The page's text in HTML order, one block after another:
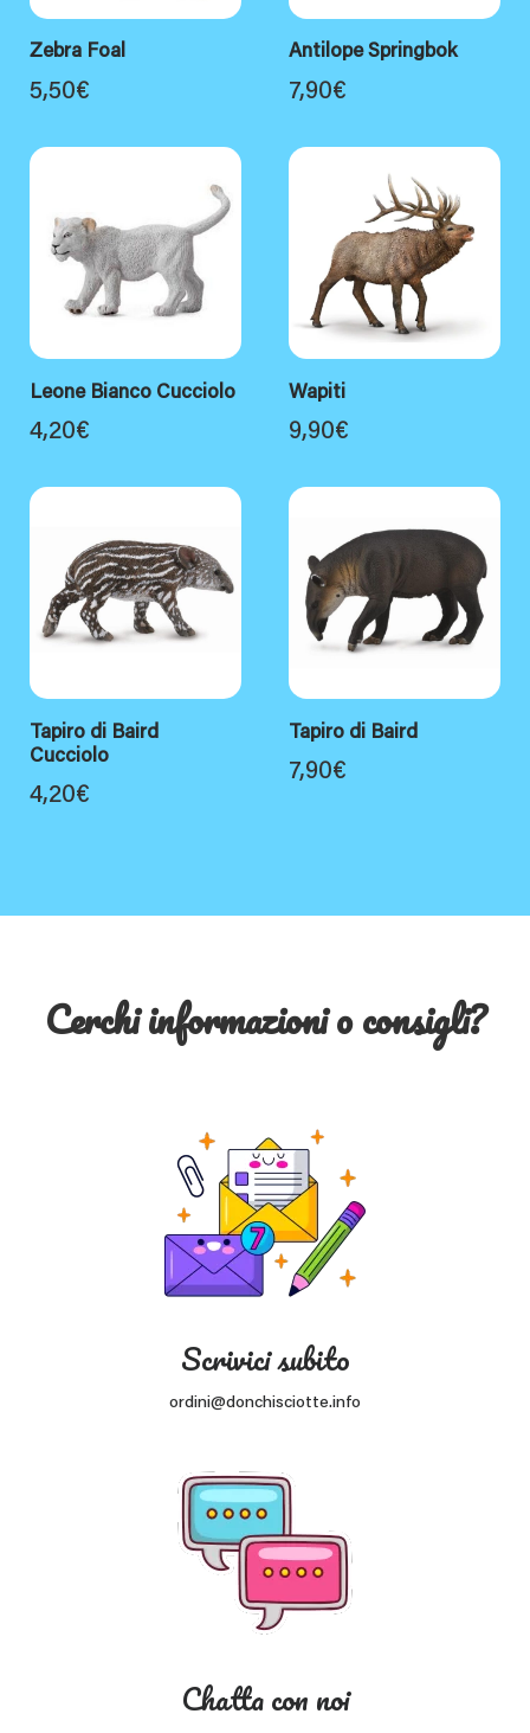
Zebra Foal
5,50€
Antilope Springbok
7,90€
Leone Bianco Cucciolo
4,20€
Wapiti
9,90€
Tapiro di Baird
Cucciolo
4,20€
Tapiro di Baird
7,90€
Cerchi informazioni o consigli?
Scrivici subito
ordini@donchisciotte.info
Chatta con noi